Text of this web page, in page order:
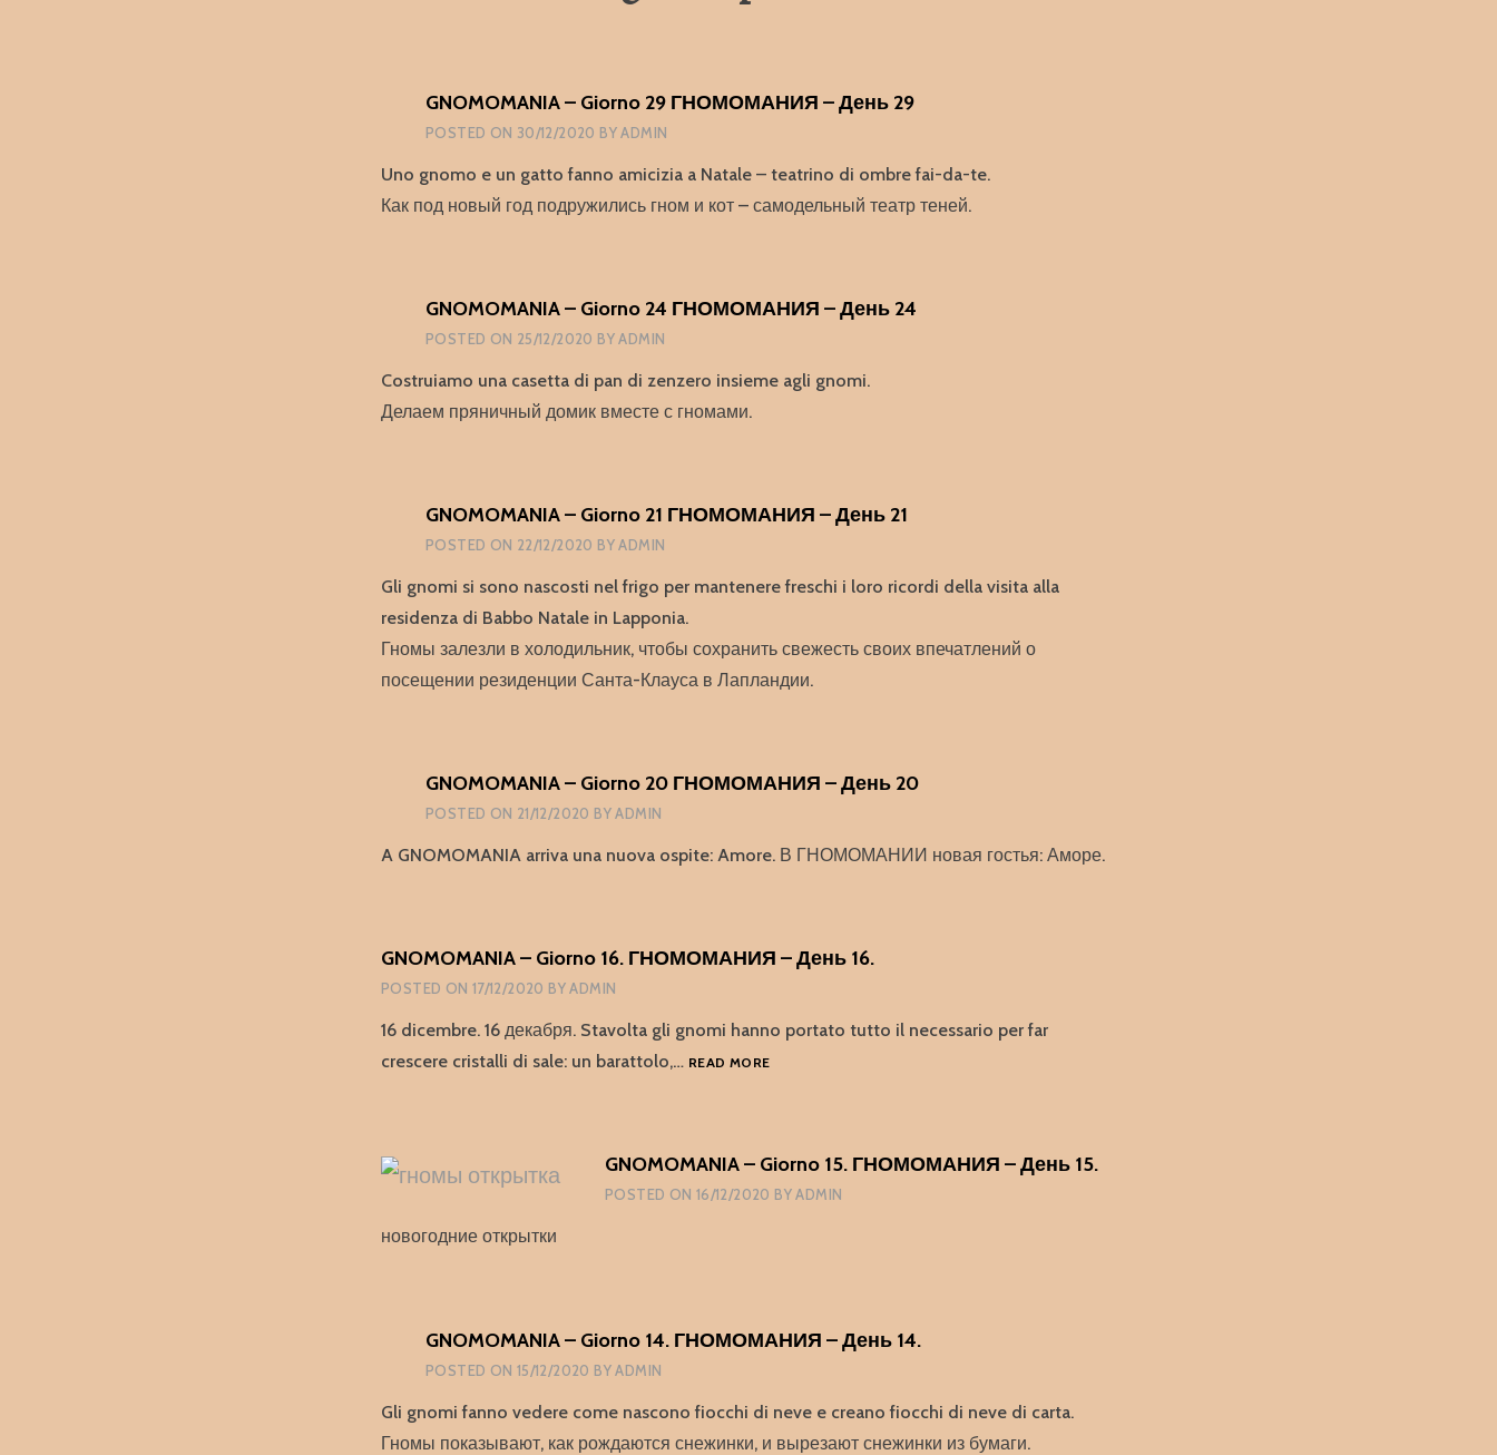
GNOMOMANIA – Giorno 29 ГНОМОМАНИЯ – День 29
POSTED ON 30/12/2020 BYADMIN
Uno gnomo e un gatto fanno amicizia a Natale – teatrino di ombre fai-da-te.
Как под новый год подружились гном и кот – самодельный театр теней.
GNOMOMANIA – Giorno 24 ГНОМОМАНИЯ – День 24
POSTED ON 25/12/2020 BYADMIN
Costruiamo una casetta di pan di zenzero insieme agli gnomi.
Делаем пряничный домик вместе с гномами.
GNOMOMANIA – Giorno 21 ГНОМОМАНИЯ – День 21
POSTED ON 22/12/2020 BYADMIN
Gli gnomi si sono nascosti nel frigo per mantenere freschi i loro ricordi della visita alla
residenza di Babbo Natale in Lapponia.
Гномы залезли в холодильник, чтобы сохранить свежесть своих впечатлений о
посещении резиденции Санта-Клауса в Лапландии.
GNOMOMANIA – Giorno 20 ГНОМОМАНИЯ – День 20
POSTED ON 21/12/2020 BYADMIN
A GNOMOMANIA arriva una nuova ospite: Amore. В ГНОМОМАНИИ новая гостья: Аморе.
GNOMOMANIA – Giorno 16. ГНОМОМАНИЯ – День 16.
POSTED ON 17/12/2020 BYADMIN
16 dicembre. 16 декабря. Stavolta gli gnomi hanno portato tutto il necessario per far
crescere cristalli di sale: un barattolo,… READ MOREGNOMOMANIA
–
ДЕНЬ
GNOMOMANIA – Giorno 15. ГНОМОМАНИЯ – День 15.
POSTED ON 16/12/2020 BYADMIN
новогодние открытки
GNOMOMANIA – Giorno 14. ГНОМОМАНИЯ – День 14.
POSTED ON 15/12/2020 BYADMIN
Gli gnomi fanno vedere come nascono fiocchi di neve e creano fiocchi di neve di carta.
Гномы показывают, как рождаются снежинки, и вырезают снежинки из бумаги.